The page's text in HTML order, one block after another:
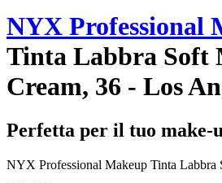
NYX Professional
Tinta Labbra Soft
Cream, 36 - Los
Perfetta per il tuo make-
NYX Professional Makeup Tinta Labbra